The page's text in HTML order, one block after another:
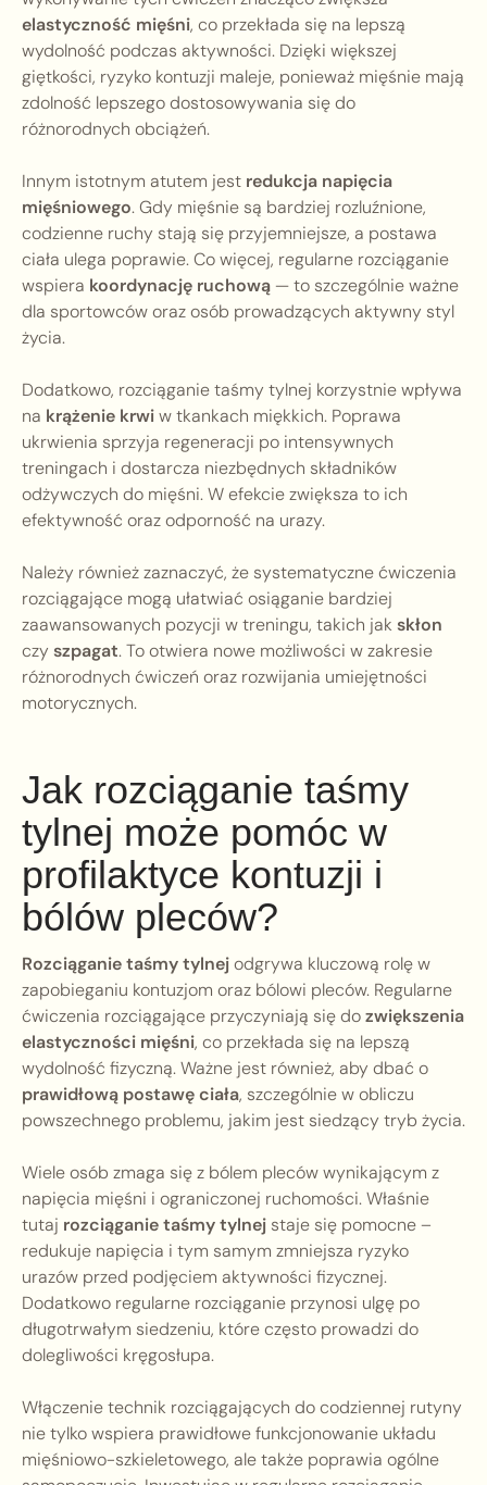
elastyczność mięśni, co przekłada się na lepszą
wydolność podczas aktywności. Dzięki większej
giętkości, ryzyko kontuzji maleje, ponieważ mięśnie mają
zdolność lepszego dostosowywania się do
różnorodnych obciążeń.
Innym istotnym atutem jest redukcja napięcia
mięśniowego. Gdy mięśnie są bardziej rozluźnione,
codzienne ruchy stają się przyjemniejsze, a postawa
ciała ulega poprawie. Co więcej, regularne rozciąganie
wspiera koordynację ruchową— to szczególnie ważne
dla sportowców oraz osób prowadzących aktywny styl
życia.
Dodatkowo, rozciąganie taśmy tylnej korzystnie wpływa
na krążenie krwiw tkankach miękkich. Poprawa
ukrwienia sprzyja regeneracji po intensywnych
treningach i dostarcza niezbędnych składników
odżywczych do mięśni. W efekcie zwiększa to ich
efektywność oraz odporność na urazy.
Należy również zaznaczyć, że systematyczne ćwiczenia
rozciągające mogą ułatwiać osiąganie bardziej
zaawansowanych pozycji w treningu, takich jak skłon
czy szpagat. To otwiera nowe możliwości w zakresie
różnorodnych ćwiczeń oraz rozwijania umiejętności
motorycznych.
Jak rozciąganie taśmy
tylnej może pomóc w
profilaktyce kontuzji i
bólów pleców?
Rozciąganie taśmy tylnejodgrywa kluczową rolę w
zapobieganiu kontuzjom oraz bólowi pleców. Regularne
ćwiczenia rozciągające przyczyniają się dozwiększenia
elastyczności mięśni, co przekłada się na lepszą
wydolność fizyczną. Ważne jest również, aby dbać o
prawidłową postawę ciała, szczególnie w obliczu
powszechnego problemu, jakim jest siedzący tryb życia.
Wiele osób zmaga się z bólem pleców wynikającym z
napięcia mięśni i ograniczonej ruchomości. Właśnie
tutaj rozciąganie taśmy tylnej staje się pomocne –
redukuje napięcia i tym samym zmniejsza ryzyko
urazów przed podjęciem aktywności fizycznej.
Dodatkowo regularne rozciąganie przynosi ulgę po
długotrwałym siedzeniu, które często prowadzi do
dolegliwości kręgosłupa.
Włączenie technik rozciągających do codziennej rutyny
nie tylko wspiera prawidłowe funkcjonowanie układu
mięśniowo-szkieletowego, ale także poprawia ogólne